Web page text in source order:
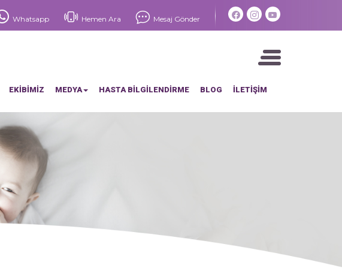
Mesaj Gönder
Hemen Ara
Whatsapp
EKİBİMİZ MEDYA HASTA BİLGİLENDİRME BLOG İLETİŞİM